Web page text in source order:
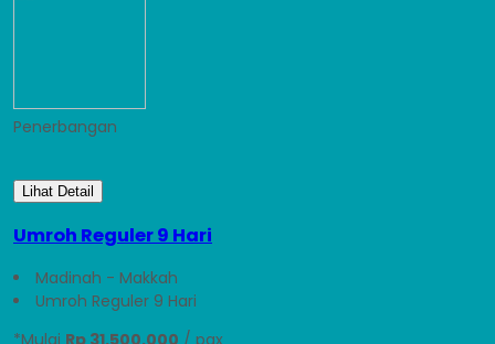
Penerbangan
Lihat Detail
Umroh Reguler 9 Hari
Madinah - Makkah
Umroh Reguler 9 Hari